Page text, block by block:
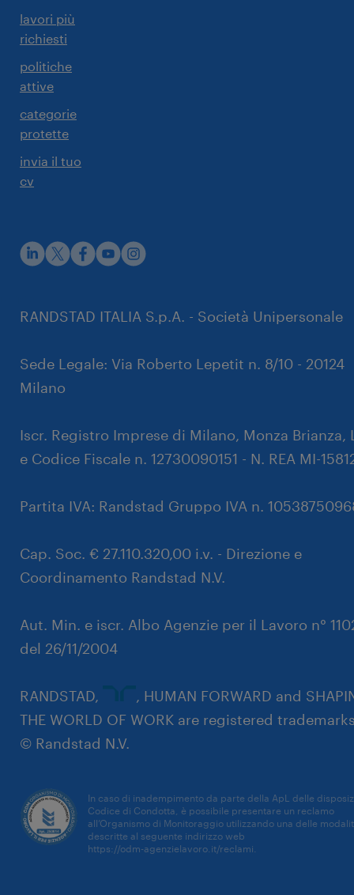
lavori più
richiesti
politiche
attive
categorie
protette
invia il tuo
cv
RANDSTAD ITALIA S.p.A. - Società Unipersonale
Sede Legale: Via Roberto Lepetit n. 8/10 - 20124
Milano
Iscr. Registro Imprese di Milano, Monza Brianza,
e Codice Fiscale n. 12730090151 - N. REA MI-
Partita IVA: Randstad Gruppo IVA n.
Cap. Soc. € 27.110.320,00 i.v. - Direzione e
Coordinamento Randstad N.V.
Aut. Min. e iscr. Albo Agenzie per il Lavoro n°
del 26/11/2004
RANDSTAD,
, HUMAN FORWARD and
THE WORLD OF WORK are registered
© Randstad N.V.
In caso di inadempimento da parte della ApL delle
Codice di Condotta, è possibile presentare un reclamo
all’Organismo di Monitoraggio utilizzando una delle
descritte al seguente indirizzo web
https://odm-agenzielavoro.it/reclami